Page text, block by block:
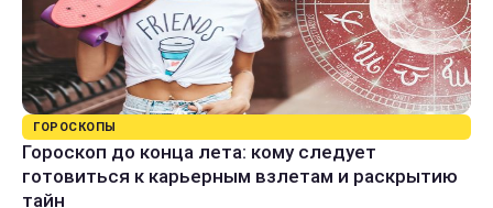
ГОРОСКОПЫ
Гороскоп до конца лета: кому следует
готовиться к карьерным взлетам и раскрытию
тайн